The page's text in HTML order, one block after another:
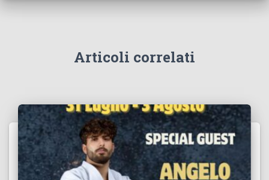
Articoli correlati